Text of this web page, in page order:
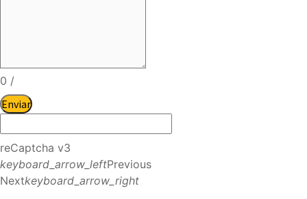
0 /
Enviar
reCaptcha v3
keyboard_arrow_leftPrevious
Nextkeyboard_arrow_right